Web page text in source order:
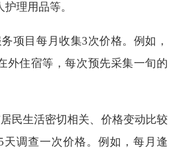
理用品等。
务项目每月收集3次价格。例如，
外住宿等，每次预先采集一旬的
居民生活密切相关、价格变动比较
天调查一次价格。例如，每月逢